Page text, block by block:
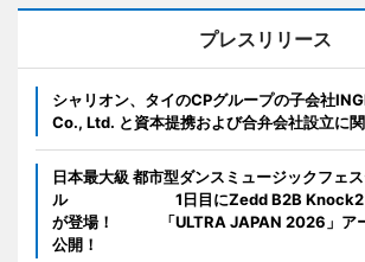
プレスリリース
シャリオン、タイのCPグループの子会社
Co., Ltd. と資本提携および合弁会社設立に
日本最大級 都市型ダンスミュージックフェ
ル 1日目にZedd B2B Knock2、
が登場！ 「ULTRA JAPAN 2026」アー
公開！